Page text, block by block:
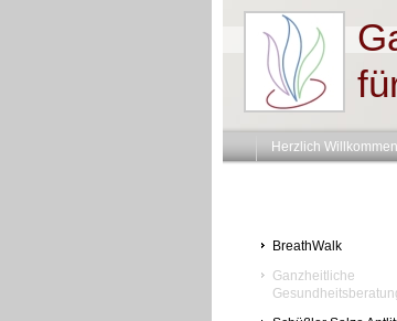
Herzlich Willkommen
BreathWalk
Ganzheitliche